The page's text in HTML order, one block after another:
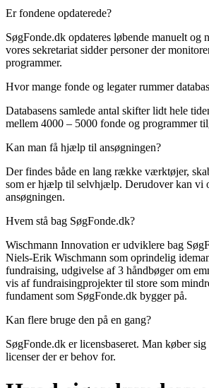
Er fondene opdaterede?
SøgFonde.dk opdateres løbende manuelt og
vores sekretariat sidder personer der
programmer.
Hvor mange fonde og legater rummer
Databasens samlede antal skifter lidt hele
mellem 4000 – 5000 fonde og programmer
Kan man få hjælp til ansøgningen?
Der findes både en lang række værktøjer,
som er hjælp til selvhjælp. Derudover kan vi
ansøgningen.
Hvem stå bag SøgFonde.dk?
Wischmann Innovation er udviklere bag
Niels-Erik Wischmann som oprindelig
fundraising, udgivelse af 3 håndbøger om
vis af fundraisingprojekter til store som
fundament som SøgFonde.dk bygger på.
Kan flere bruge den på en gang?
SøgFonde.dk er licensbaseret. Man køber
licenser der er behov for.